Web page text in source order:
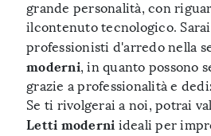
grande personalità, con
ilcontenuto tecnologico.
professionisti d'arredo nella
moderni, in quanto possono
grazie a professionalità e
Se ti rivolgerai a noi, potrai
Letti moderni ideali per